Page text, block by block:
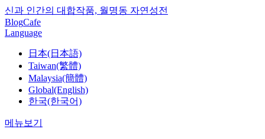
신과 인간의 대합작품, 월명동 자연성전
BlogCafe
Language
日本(日本語)
Taiwan(繁體)
Malaysia(簡體)
Global(English)
한국(한국어)
메뉴보기